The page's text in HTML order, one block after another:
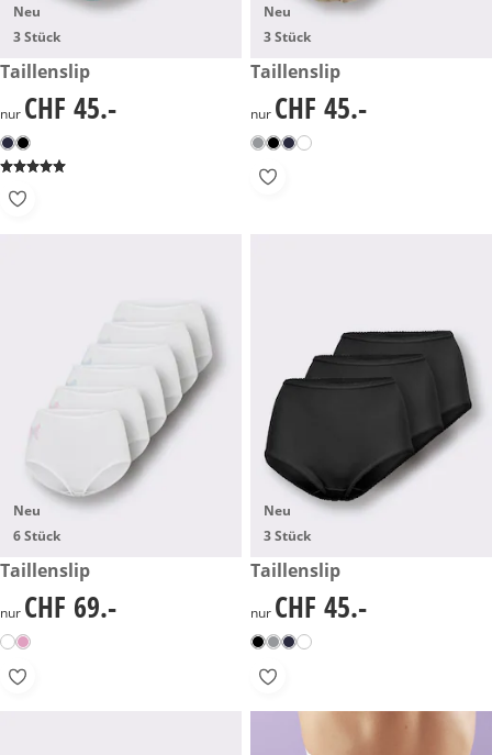
Neu
3 Stück
CHF 45.-
Taillenslip
CHF 45.-
nur CHF 45.-
Neu
3 Stück
CHF 45.-
Taillenslip
CHF 45.-
nur CHF 45.-
Neu
6 Stück
CHF 69.-
Taillenslip
CHF 69.-
nur CHF 69.-
Neu
3 Stück
CHF 45.-
Taillenslip
CHF 45.-
nur CHF 45.-